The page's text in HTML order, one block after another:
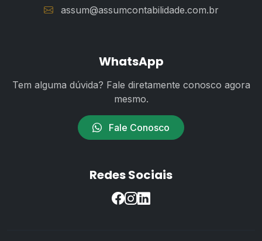
assum@assumcontabilidade.com.br
WhatsApp
Tem alguma dúvida? Fale diretamente conosco agora
mesmo.
Fale Conosco
Redes Sociais